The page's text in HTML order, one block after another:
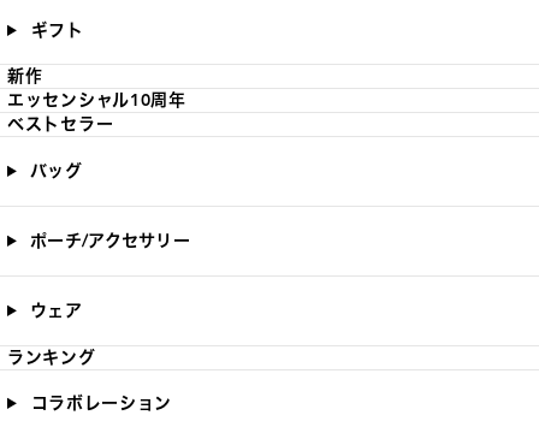
ギフト
新作
エッセンシャル10周年
ベストセラー
バッグ
ポーチ/アクセサリー
ウェア
ランキング
コラボレーション